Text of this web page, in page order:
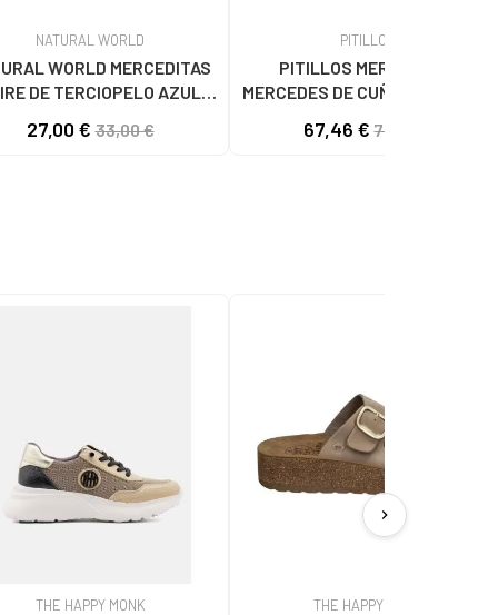
NATURAL WORLD
WORLD MERCEDITAS
DE TERCIOPELO AZUL
27,00 €33,00 €
PITILLOS
PITILLOS MERCEDITAS
MERCEDES DE CUÑA EN CHAROL
67,46 €74,95 €
THE HAPPY MONK THE HAPPY MONK
chevron_right